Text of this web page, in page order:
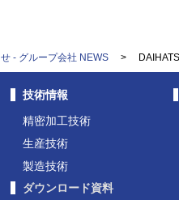
- グループ会社 NEWS >
技術情報
精密加工技術
生産技術
製造技術
ダウンロード資料